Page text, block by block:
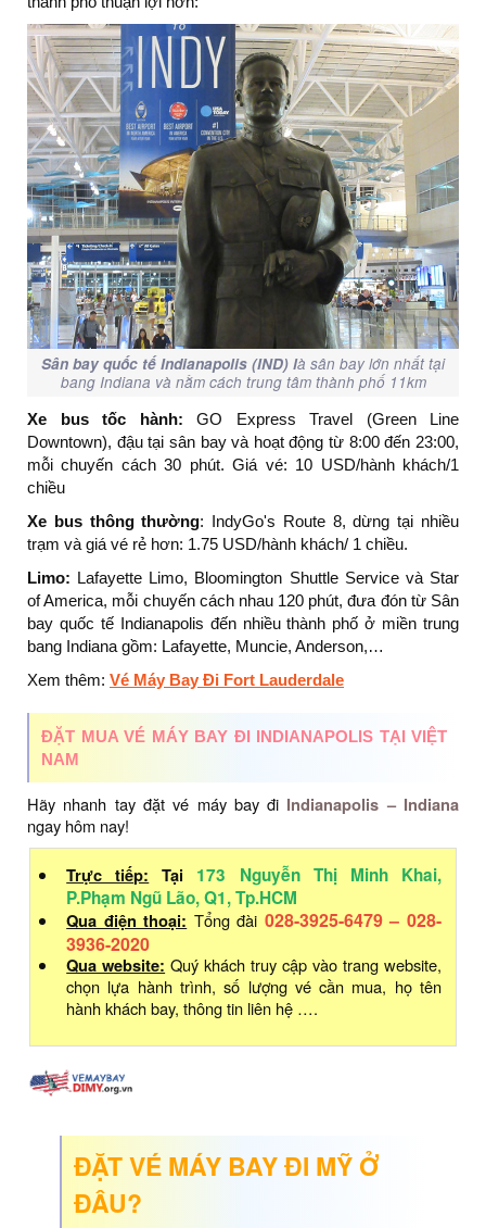
Sân bay quốc tế Indianapolis (IND) là sân bay lớn nhất tại
bang Indiana và nằm cách trung tâm thành phố 11km
Xe bus tốc hành: GO Express Travel (Green Line
Downtown), đậu tại sân bay và hoạt động từ 8:00 đến 23:00,
mỗi chuyến cách 30 phút. Giá vé: 10 USD/hành khách/1
chiều
Xe bus thông thường: IndyGo's Route 8, dừng tại nhiều
trạm và giá vé rẻ hơn: 1.75 USD/hành khách/ 1 chiều.
Limo: Lafayette Limo, Bloomington Shuttle Service và Star
of America, mỗi chuyến cách nhau 120 phút, đưa đón từ Sân
bay quốc tế Indianapolis đến nhiều thành phố ở miền trung
bang Indiana gồm: Lafayette, Muncie, Anderson,…
Xem thêm: Vé Máy Bay Đi Fort Lauderdale
ĐẶT MUA VÉ MÁY BAY ĐI INDIANAPOLIS TẠI VIỆT
NAM
Hãy nhanh tay đặt vé máy bay đi Indianapolis – Indiana
ngay hôm nay!
Trực tiếp: Tại 173 Nguyễn Thị Minh Khai,
P.Phạm Ngũ Lão, Q1, Tp.HCM
Qua điện thoại: Tổng đài 028-3925-6479 – 028-
3936-2020
Qua website: Quý khách truy cập vào trang website,
chọn lựa hành trình, số lượng vé cần mua, họ tên
hành khách bay, thông tin liên hệ ….
ĐẶT VÉ MÁY BAY ĐI MỸ Ở
ĐÂU?